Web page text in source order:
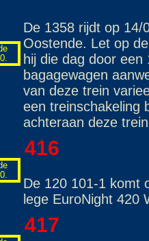
De 1358 rijdt op 14/
Oostende. Let op
hij die dag door
bagagewagen
van deze trein
een treinschakeling
achteraan deze
416
De 120 101-1 komt
lege EuroNight 420
417